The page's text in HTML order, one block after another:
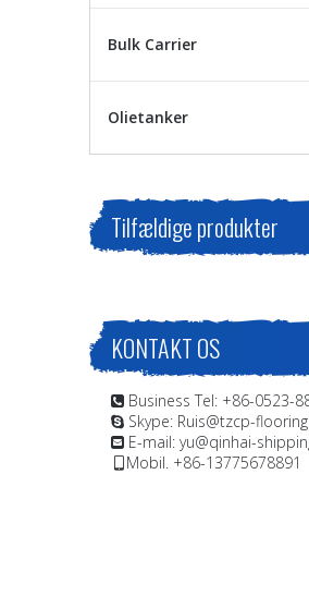
Bulk Carrier
Olietanker
Tilfældige produkter
KONTAKT OS
 Business Tel: +86-0523-
 Skype: Ruis@tzcp-
 E-mail: yu@qinhai-
Mobil. +86-13775678891